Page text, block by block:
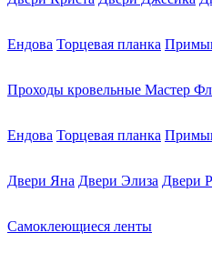
Ендова Торцевая планка
Проходы кровельные Мастер
Ендова Торцевая планка
Двери Яна Двери Элиза Двери
Самоклеющиеся ленты